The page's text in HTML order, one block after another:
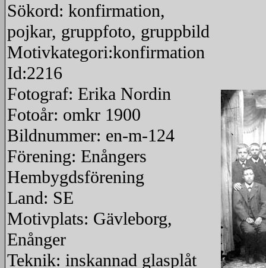
Sökord: konfirmation,
pojkar, gruppfoto, gruppbild
Motivkategori:konfirmation
Id:2216
Fotograf: Erika Nordin
Fotoår: omkr 1900
Bildnummer: en-m-124
Förening: Enångers
Hembygdsförening
Land: SE
Motivplats: Gävleborg,
Enånger
Teknik: inskannad glasplåt